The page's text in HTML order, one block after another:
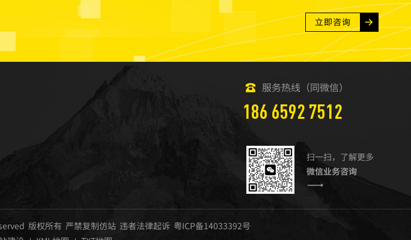
立即咨询
服务热线（同微信）
186 6592 7512
扫一扫，了解更多
微信业务咨询
版权所有 严禁复制仿站 违者法律起诉 粤ICP备14033392号